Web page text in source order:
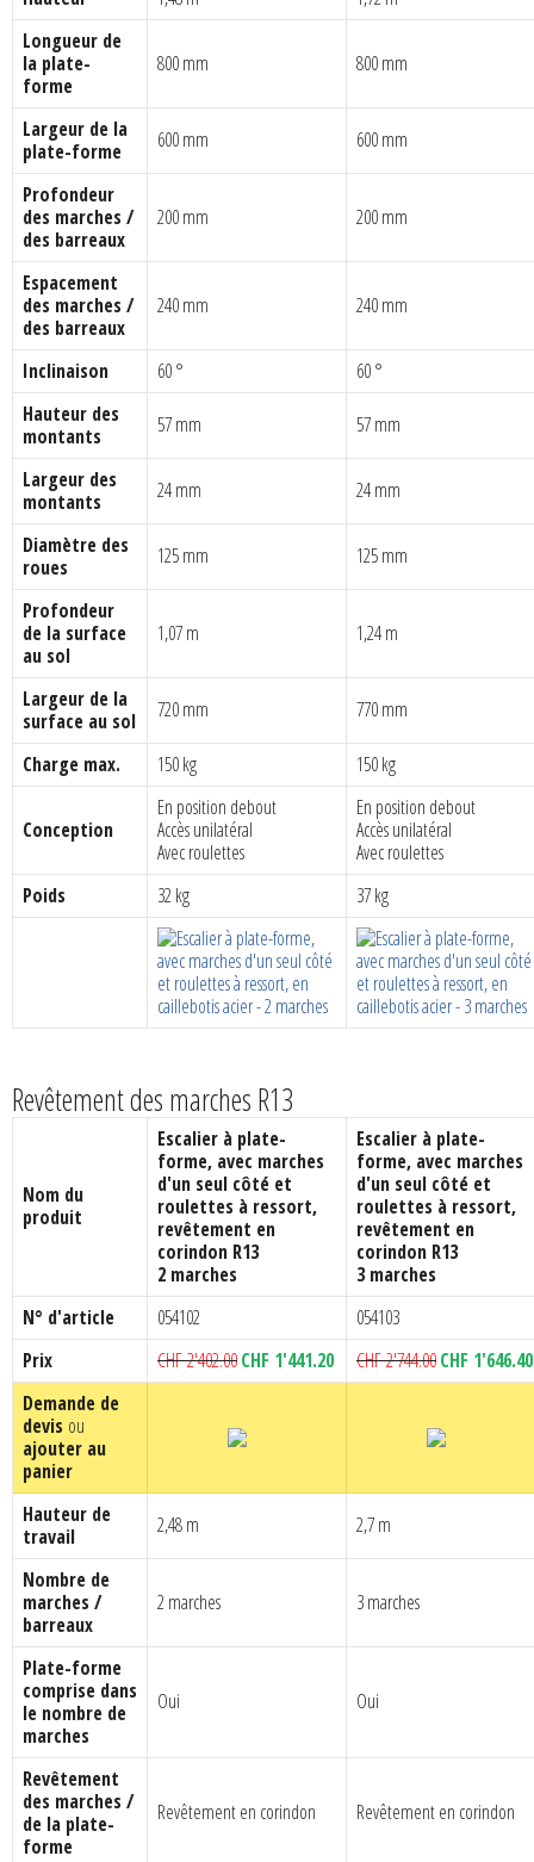
Longueur de
la plate-
forme
800 mm 800 mm
Largeur de la
plate-forme
600 mm 600 mm
Profondeur
des marches /
des barreaux
200 mm 200 mm
Espacement
des marches /
des barreaux
240 mm 240 mm
Inclinaison 60 °
60 °
Hauteur des
montants
57 mm 57 mm
Largeur des
montants
24 mm 24 mm
Diamètre des
roues
125 mm 125 mm
Profondeur
de la surface
au sol
1,07 m 1,24 m
Largeur de la
surface au sol
720 mm 770 mm
Charge max. 150 kg 150 kg
Conception
En position debout
Accès unilatéral
Avec roulettes
En position debout
Accès unilatéral
Avec roulettes
Poids
32 kg 37 kg
Revêtement des marches R13
Nom du
produit
Escalier à plate-
forme, avec marches
d'un seul côté et
roulettes à ressort,
revêtement en
corindon R13
2 marches
Escalier à plate-
forme, avec marches
d'un seul côté et
roulettes à ressort,
revêtement en
corindon R13
3 marches
N° d'article
054102
054103
Prix
CHF2'402.00Le
prix
était :
CHF 2'402.00.
CHF 1'441.20Le
prix
CHF2'744.00Le
prix
était :
CHF 2'744.00.
CHF 1'646.40
Demande de
devis ou
ajouter au
panier
Hauteur de
travail
2,48 m 2,7 m
Nombre de
marches /
barreaux
2 marches 3 marches
Plate-forme
comprise dans
le nombre de
marches
Oui Oui
Revêtement
des marches /
de la plate-
forme
Revêtement en corindon Revêtement en corindon